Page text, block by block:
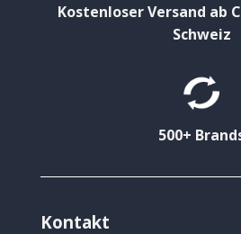
Kostenloser Versand ab
Schweiz
500+
Kontakt